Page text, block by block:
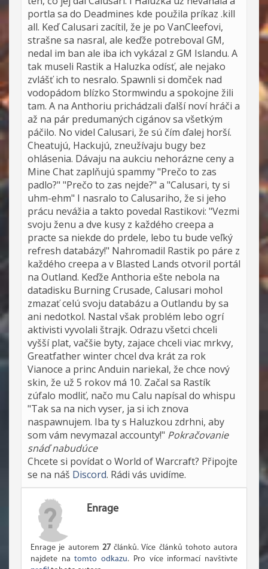
portla sa do Deadmines kde použila príkaz .kill
all. Keď Calusari zacítil, že je po VanCleefovi,
strašne sa nasral, ale keďže potreboval GM,
nedal im ban ale iba ich vykázal z GM Islandu. A
tak museli Rastik a Haluzka odísť, ale nejako
zvlášť ich to nesralo. Spawnli si domček nad
vodopádom blízko Stormwindu a spokojne žili
tam. A na Anthoriu prichádzali ďalší noví hráči a
až na pár predumaných cigánov sa všetkým
páčilo. No videl Calusari, že sú čím ďalej horší.
Cheatujú, Hackujú, zneužívaju bugy bez
ohlásenia. Dávaju na aukciu nehorázne ceny a
Mine Chat zaplňujú spammy "Prečo to zas
padlo?" "Prečo to zas nejde?" a "Calusari, ty si
uhm-ehm" I nasralo to Calusariho, že si jeho
prácu nevážia a takto povedal Rastikovi: "Vezmi
svoju ženu a dve kusy z každého creepa a
practe sa niekde do prdele, lebo tu bude veľký
refresh databázy!" Nahromadil Rastik po páre z
každého creepa a v Blasted Lands otvoril portál
na Outland. Keďže Anthoria ešte nebola na
datadisku Burning Crusade, Calusari mohol
zmazať celú svoju databázu a Outlandu by sa
ani nedotkol. Nastal však problém lebo ogrí
aktivisti vyvolali štrajk. Odrazu všetci chceli
vyšší plat, vačšie byty, zajace chceli viac mrkvy,
Greatfather winter chcel dva krát za rok
Vianoce a princ Anduin nariekal, že chce nový
skin, že už 5 rokov má 10. Začal sa Rastík
zúfalo modliť, načo mu Calu napísal do whispu
"Tak sa na nich vyser, ja si ich znova
naspawnujem. Iba ty s Haluzkou zdrhni, aby
som vám nevymazal accounty!" Pokračovanie
snáď nabudúce
Chcete si povídat o World of Warcraft? Připojte
se na náš Discord. Rádi vás uvidíme.
Enrage
Enrage je autorem 27článků. Více článků tohoto autora
najdete natomto odkazu. Pro více informací navštivte